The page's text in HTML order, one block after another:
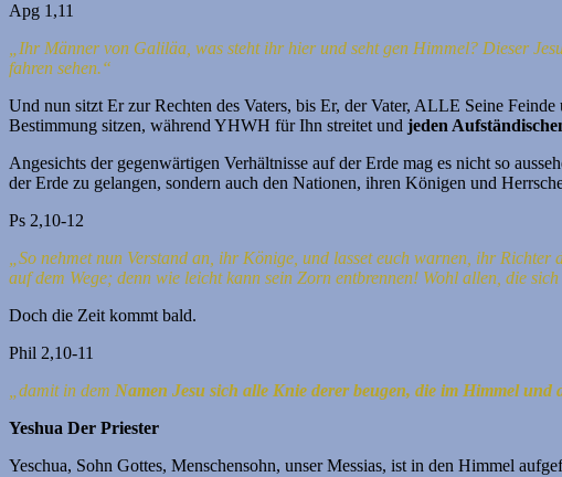
Apg 1,11
„Ihr Männer von Galiläa, was steht ihr hier und seht gen Himmel? Dieser
fahren sehen.“
Und nun sitzt Er zur Rechten des Vaters, bis Er, der Vater, ALLE Seine
Bestimmung sitzen, während YHWH für Ihn streitet und jeden
Angesichts der gegenwärtigen Verhältnisse auf der Erde mag es nicht so
der Erde zu gelangen, sondern auch den Nationen, ihren Königen und
Ps 2,10-12
„So nehmet nun Verstand an, ihr Könige, und lasset euch warnen, ihr Richter
auf dem Wege; denn wie leicht kann sein Zorn entbrennen! Wohl allen, die
Doch die Zeit kommt bald.
Phil 2,10-11
„damit in dem Namen Jesu sich alle Knie derer beugen, die im Himmel
Yeshua Der Priester
Yeschua, Sohn Gottes, Menschensohn, unser Messias, ist in den Himmel